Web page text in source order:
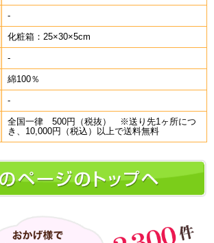
-
化粧箱：25×30×5cm
-
綿100％
-
全国一律 500円（税抜） ※送り先1ヶ所につ
き、10,000円（税込）以上で送料無料